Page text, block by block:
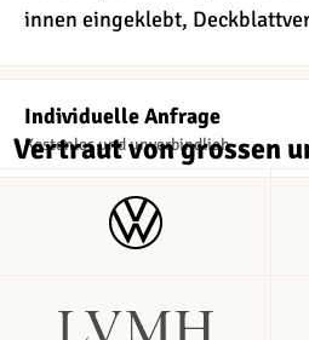
innen eingeklebt,
Individuelle Anfrage
Kostenlos und unverbindlich
Vertraut von grossen